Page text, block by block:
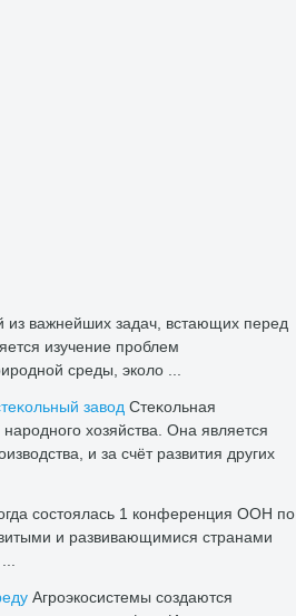
из важнейших задач, встающих перед
изучение проблем
среды, эколο ...
завοд Стеκольная
хοзяйства. Она является
и за счёт развития других
состοялась 1 конференция ООН по
и развивающимися странами
Агроэкосистемы создаются